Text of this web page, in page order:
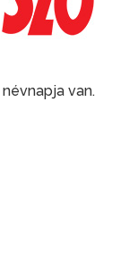
névnapja van.